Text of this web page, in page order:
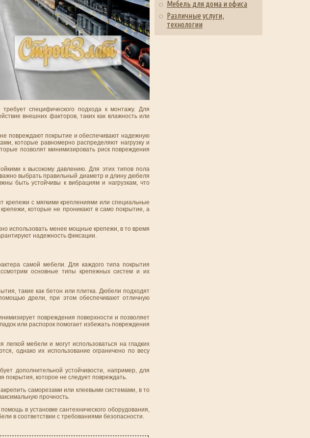
специфического подхода к монтажу. Для
внешних факторов, таких как влажность или
повреждают покрытие и обеспечивают надежную
которые равномерно распределяют нагрузку и
позволят минимизировать риск повреждения
к высокому давлению. Для этих типов пола
выбрать правильный диаметр и длину дюбеля
быть устойчивы к вибрациям и нагрузкам, что
крепежи с мягкими креплениями или специальные
которые не проникают в само покрытие, а
использовать менее мощные крепежи, в то время
надежность фиксации.
самой мебели. Для каждого типа покрытия
основные типы крепежных систем и их
такие как бетон или плитка. Дюбели подходят
дрели, при этом обеспечивают отличную
повреждения поверхности и позволяет
или распорок помогает избежать повреждения
мебели и могут использоваться на гладких
однако их использование ограничено по весу
дополнительной устойчивости, например, для
покрытия, которое не следует повреждать.
саморезами или клеевыми системами, в то
прочность.
в установке сантехнического оборудования,
в соответствии с требованиями безопасности.
Мебель для дома и офиса
Различные услуги,
технологии